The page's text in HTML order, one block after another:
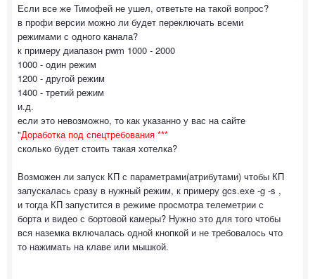
Если все же Тимофей не ушел, ответьте на такой вопрос?
в профи версии можно ли будет переключать всеми
режимами с одного канала?
к примеру диапазон pwm 1000 - 2000
1000 - один режим
1200 - другой режим
1400 - третий режим
и.д.
если это невозможно, то как указанно у вас на сайте
"Доработка под спецтребования ***
сколько будет стоить такая хотелка?
Возможен ли запуск КП с параметрами(атрибутами) чтобы КП
запускалась сразу в нужный режим, к примеру gcs.exe -g -s ,
и тогда КП запустится в режиме просмотра телеметрии с
борта и видео с бортовой камеры? Нужно это для того чтобы
вся наземка включалась одной кнопкой и не требовалось что
то нажимать на клаве или мышкой.